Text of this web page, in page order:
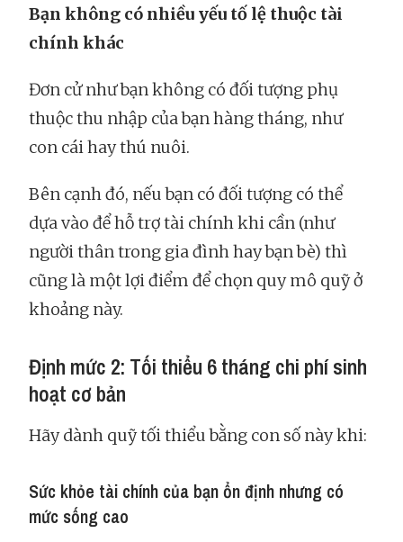
Bạn không có nhiều yếu tố lệ thuộc tài
chính khác
Đơn cử như bạn không có đối tượng phụ
thuộc thu nhập của bạn hàng tháng, như
con cái hay thú nuôi.
Bên cạnh đó, nếu bạn có đối tượng có thể
dựa vào để hỗ trợ tài chính khi cần (như
người thân trong gia đình hay bạn bè) thì
cũng là một lợi điểm để chọn quy mô quỹ ở
khoảng này.
Định mức 2: Tối thiểu 6 tháng chi phí sinh
hoạt cơ bản
Hãy dành quỹ tối thiểu bằng con số này khi:
Sức khỏe tài chính của bạn ổn định nhưng có
mức sống cao